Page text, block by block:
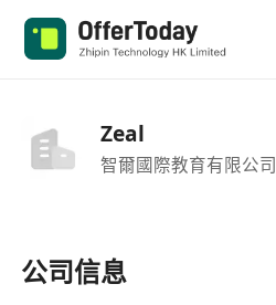
Zeal
智爾國際教育有限公司
公司信息